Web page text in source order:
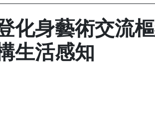
化身藝術交流
生活感知